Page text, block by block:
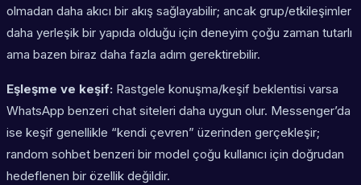
olmadan daha akıcı bir akış sağlayabilir; ancak grup/etkileşimler
daha yerleşik bir yapıda olduğu için deneyim çoğu zaman tutarlı
ama bazen biraz daha fazla adım gerektirebilir.
Eşleşme ve keşif: Rastgele konuşma/keşif beklentisi varsa
WhatsApp benzeri chat siteleri daha uygun olur. Messenger’da
ise keşif genellikle “kendi çevren” üzerinden gerçekleşir;
random sohbet benzeri bir model çoğu kullanıcı için doğrudan
hedeflenen bir özellik değildir.